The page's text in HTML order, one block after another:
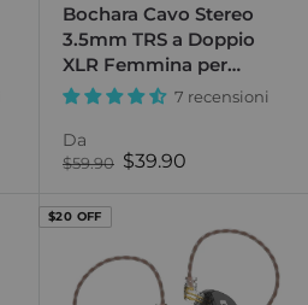
Bochara Cavo Stereo
3.5mm TRS a Doppio
XLR Femmina per
MVAVE
7 recensioni
Da
Prezzo
$59.90 Prezzo
$39.90
$20 OFF